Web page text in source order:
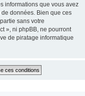
informations que vous avez
données. Bien que ces
sans votre
», ni phpBB, ne pourront
de piratage informatique